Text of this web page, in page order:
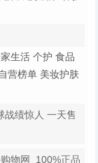
生活 个护 食品
营榜单 美妆护肤
战绩惊人 一天售
物网_100%正品